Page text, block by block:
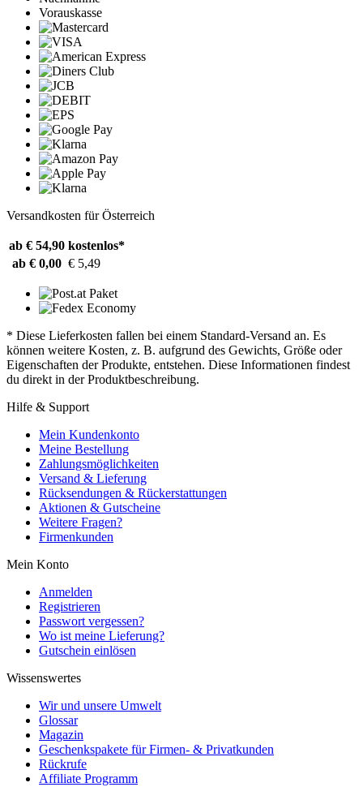
Vorauskasse
Versandkosten für Österreich
ab € 54,90 kostenlos*
ab € 0,00 € 5,49
* Diese Lieferkosten fallen bei einem Standard-Versand an. Es
können weitere Kosten, z. B. aufgrund des Gewichts, Größe oder
Eigenschaften der Produkte, entstehen. Diese Informationen findest
du direkt in der Produktbeschreibung.
Hilfe & Support
Mein Kundenkonto
Meine Bestellung
Zahlungsmöglichkeiten
Versand & Lieferung
Rücksendungen & Rückerstattungen
Aktionen & Gutscheine
Weitere Fragen?
Firmenkunden
Mein Konto
Anmelden
Registrieren
Passwort vergessen?
Wo ist meine Lieferung?
Gutschein einlösen
Wissenswertes
Wir und unsere Umwelt
Glossar
Magazin
Geschenkspakete für Firmen- & Privatkunden
Rückrufe
Affiliate Programm